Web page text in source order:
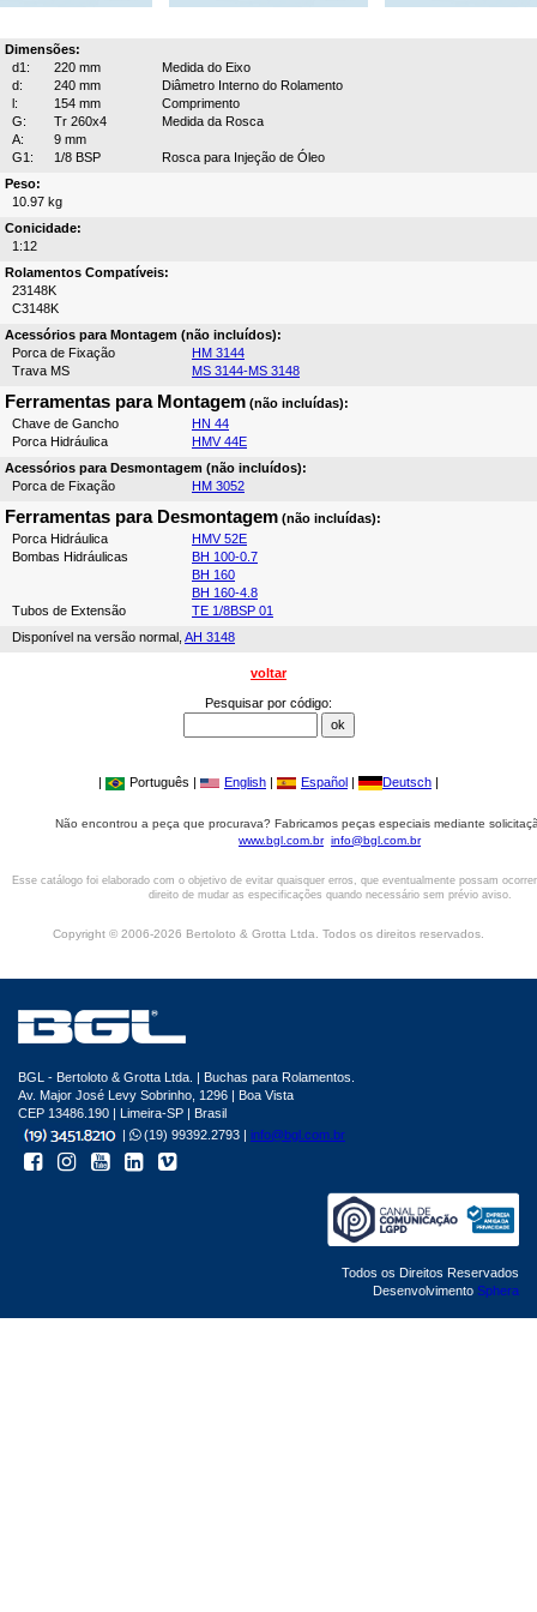
Dimensões:
d1:
220 mm
Medida do Eixo
d:
240 mm
Diâmetro Interno do Rolamento
l:
154 mm
Comprimento
G:
Tr 260x4
Medida da Rosca
A:
9 mm
G1:
1/8 BSP
Rosca para Injeção de Óleo
Peso:
10.97 kg
Conicidade:
1:12
Rolamentos Compatíveis:
23148K
C3148K
Acessórios para Montagem (não incluídos):
Porca de Fixação
HM 3144
Trava MS
MS 3144-MS 3148
Ferramentas para Montagem (não incluídas):
Chave de Gancho
HN 44
Porca Hidráulica
HMV 44E
Acessórios para Desmontagem (não incluídos):
Porca de Fixação
HM 3052
Ferramentas para Desmontagem (não incluídas):
Porca Hidráulica
HMV 52E
Bombas Hidráulicas
BH 100-0.7
BH 160
BH 160-4.8
Tubos de Extensão
TE 1/8BSP 01
Disponível na versão normal, AH 3148
voltar
Pesquisar por código:
| Português | English | Español | Deutsch |
Não encontrou a peça que procurava? Fabricamos peças especiais mediante
www.bgl.com.br info@bgl.com.br
Esse catálogo foi elaborado com o objetivo de evitar quaisquer erros, que eventualmente possam
direito de mudar as especificações quando necessário sem prévio aviso.
Copyright © 2006-2026 Bertoloto & Grotta Ltda. Todos os direitos reservados.
BGL - Bertoloto & Grotta Ltda. | Buchas para Rolamentos.
Av. Major José Levy Sobrinho, 1296 | Boa Vista
CEP 13486.190 | Limeira-SP | Brasil
|
(19) 99392.2793 | info@bgl.com.br
Todos os Direitos Reservados
Desenvolvimento Sphera